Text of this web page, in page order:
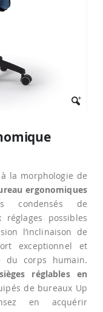
la morphologie de
ergonomiques
condensés de
réglages possibles
l’inclinaison de
exceptionnel et
du corps humain.
sièges réglables en
de bureaux Up
en acquérir